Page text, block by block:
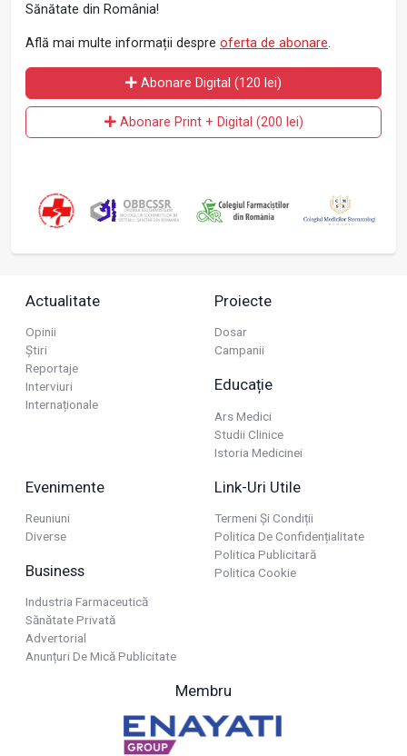
Sănătate din România!
Află mai multe informații despre oferta de abonare.
Abonare Digital (120 lei)
Abonare Print + Digital (200 lei)
Actualitate
Opinii
Știri
Reportaje
Interviuri
Internaționale
Proiecte
Dosar
Campanii
Educație
Ars Medici
Studii Clinice
Istoria Medicinei
Evenimente
Reuniuni
Diverse
Business
Industria Farmaceutică
Sănătate Privată
Advertorial
Anunțuri De Mică Publicitate
Link-Uri Utile
Termeni Și Condiții
Politica De Confidențialitate
Politica Publicitară
Politica Cookie
Membru